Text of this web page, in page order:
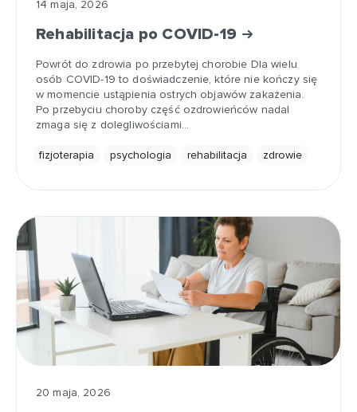
14 maja, 2026
Rehabilitacja po COVID-19
Powrót do zdrowia po przebytej chorobie Dla wielu
osób COVID-19 to doświadczenie, które nie kończy się
w momencie ustąpienia ostrych objawów zakażenia.
Po przebyciu choroby część ozdrowieńców nadal
zmaga się z dolegliwościami…
fizjoterapia psychologia rehabilitacja zdrowie
20 maja, 2026